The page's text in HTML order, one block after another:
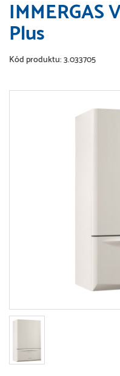
IMMERGAS
Plus
Kód produktu: 3.033705